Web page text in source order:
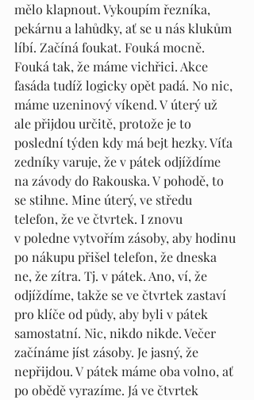
mělo klapnout. Vykoupím řezníka,
pekárnu a lahůdky, ať se u nás klukům
líbí. Začíná foukat. Fouká mocně.
Fouká tak, že máme vichřici. Akce
fasáda tudíž logicky opět padá. No nic,
máme uzeninový víkend. V úterý už
ale přijdou určitě, protože je to
poslední týden kdy má bejt hezky. Víťa
zedníky varuje, že v pátek odjíždíme
na závody do Rakouska. V pohodě, to
se stihne. Mine úterý, ve středu
telefon, že ve čtvrtek. I znovu
v poledne vytvořím zásoby, aby hodinu
po nákupu přišel telefon, že dneska
ne, že zítra. Tj. v pátek. Ano, ví, že
odjíždíme, takže se ve čtvrtek zastaví
pro klíče od půdy, aby byli v pátek
samostatní. Nic, nikdo nikde. Večer
začínáme jíst zásoby. Je jasný, že
nepřijdou. V pátek máme oba volno, ať
po obědě vyrazíme. Já ve čtvrtek